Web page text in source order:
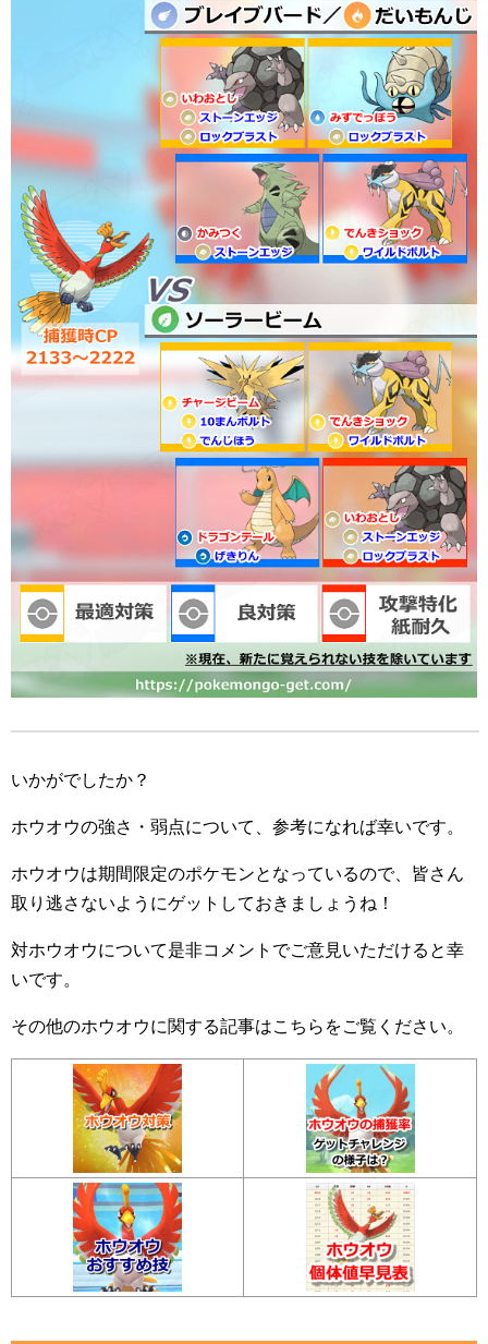
いかがでしたか？
ホウオウの強さ・弱点について、参考になれば幸いです。
ホウオウは期間限定のポケモンとなっているので、皆さん
取り逃さないようにゲットしておきましょうね！
対ホウオウについて是非コメントでご意見いただけると幸
いです。
その他のホウオウに関する記事はこちらをご覧ください。